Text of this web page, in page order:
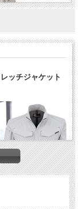
ッチジャケット